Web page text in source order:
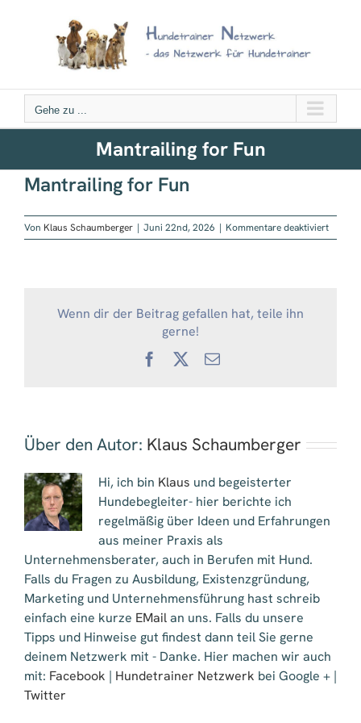
Gehe zu ...
Mantrailing for Fun
Mantrailing for Fun
Von Klaus Schaumberger | Juni 22nd, 2026 | Kommentare deaktiviertfür
Wenn dir der Beitrag gefallen hat, teile ihn
gerne!
Facebook
X
E-
Über den Autor: Klaus Schaumberger
Hi, ich bin Klaus und begeisterter
Hundebegleiter- hier berichte ich
regelmäßig über Ideen und Erfahrungen
aus meiner Praxis als
Unternehmensberater, auch in Berufen mit Hund.
Falls du Fragen zu Ausbildung, Existenzgründung,
Marketing und Unternehmensführung hast schreib
einfach eine kurze EMailan uns. Falls du unsere
Tipps und Hinweise gut findest dann teil Sie gerne
deinem Netzwerk mit - Danke. Hier machen wir auch
mit: Facebook | Hundetrainer Netzwerk bei Google + |
Twitter